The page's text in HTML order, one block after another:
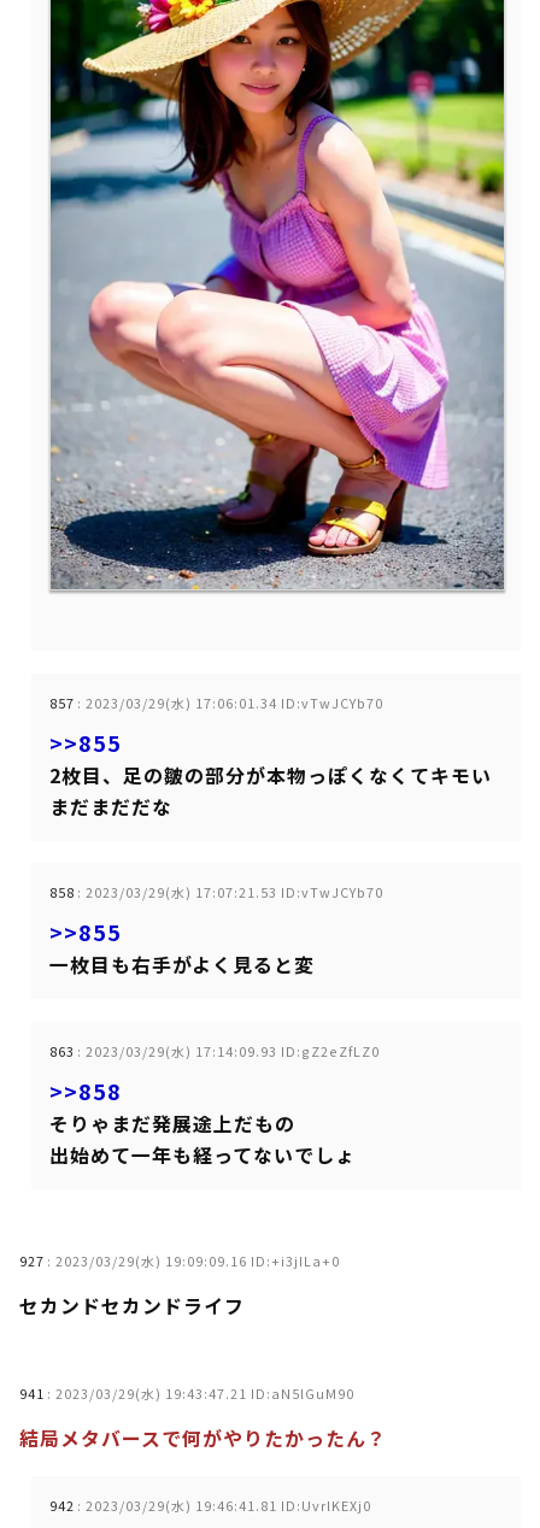
857 : 2023/03/29(水) 17:06:01.34 ID:vTwJCYb70
>>855
2枚目、足の皺の部分が本物っぽくなくてキモい
まだまだだな
858 : 2023/03/29(水) 17:07:21.53 ID:vTwJCYb70
>>855
一枚目も右手がよく見ると変
863 : 2023/03/29(水) 17:14:09.93 ID:gZ2eZfLZ0
>>858
そりゃまだ発展途上だもの
出始めて一年も経ってないでしょ
927 : 2023/03/29(水) 19:09:09.16 ID:+i3jILa+0
セカンドセカンドライフ
941 : 2023/03/29(水) 19:43:47.21 ID:aN5lGuM90
結局メタバースで何がやりたかったん？
942 : 2023/03/29(水) 19:46:41.81 ID:UvrlKEXj0